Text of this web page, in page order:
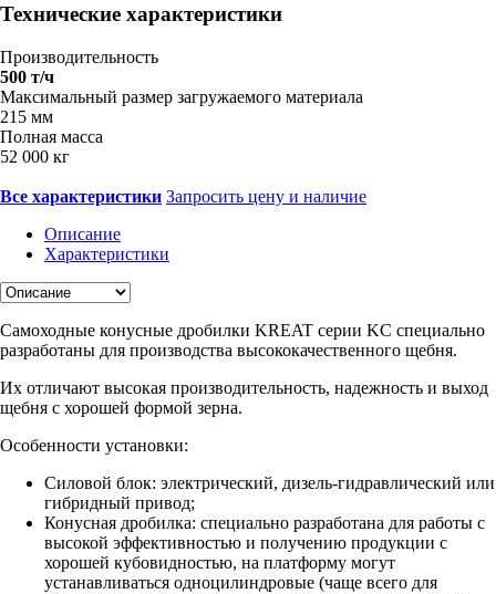
Технические характеристики
Производительность
500 т/ч
Максимальный размер загружаемого материала
215 мм
Полная масса
52 000 кг
Все характеристики Запросить цену и наличие
Описание
Характеристики
Самоходные конусные дробилки KREAT серии KC специально
разработаны для производства высококачественного щебня.
Их отличают высокая производительность, надежность и выход
щебня с хорошей формой зерна.
Особенности установки:
Силовой блок: электрический, дизель-гидравлический или
гибридный привод;
Конусная дробилка: специально разработана для работы с
высокой эффективностью и получению продукции с
хорошей кубовидностью, на платформу могут
устанавливаться одноцилиндровые (чаще всего для